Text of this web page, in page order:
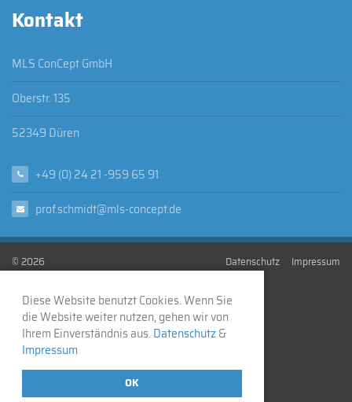
Diese Website benutzt Cookies. Wenn Sie
die Website weiter nutzen, gehen wir von
Ihrem Einverständnis aus.Datenschutz&
Impressum
OK
Kontakt
MLS ConCept GmbH
Oberstr. 135
52349 Düren
+49 (0) 24 21 -959 65 91
prof.schmidt@mls-concept.de
© 2026 Datenschutz Impressum